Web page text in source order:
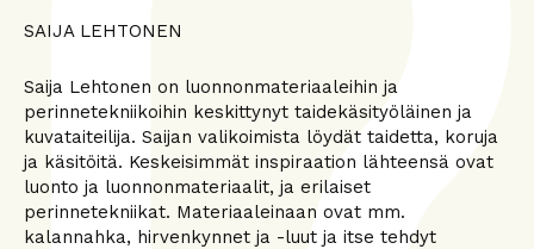
SAIJA LEHTONEN
Saija Lehtonen on luonnonmateriaaleihin ja
perinnetekniikoihin keskittynyt taidekäsityöläinen ja
kuvataiteilija. Saijan valikoimista löydät taidetta, koruja
ja käsitöitä. Keskeisimmät inspiraation lähteensä ovat
luonto ja luonnonmateriaalit, ja erilaiset
perinnetekniikat. Materiaaleinaan ovat mm.
kalannahka, hirvenkynnet ja -luut ja itse tehdyt